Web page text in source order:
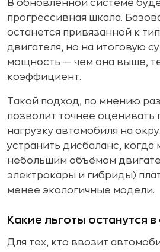
В обновлённой системе
прогрессивная шкала.
останется привязанной к
двигателя, но на итоговую
мощность — чем она выше,
коэффициент.
Такой подход, по мнению
позволит точнее оценивать
нагрузку автомобиля на
устранить дисбаланс,
небольшим объёмом
электрокары и гибриды)
менее экологичные модели.
Какие льготы останутся в
Для тех, кто ввозит